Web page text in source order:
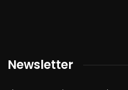
Newsletter